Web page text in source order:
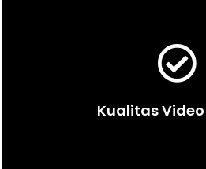
Kualitas Video